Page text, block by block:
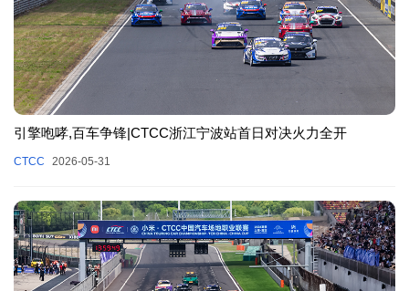
引擎咆哮,百车争锋|CTCC浙江宁波站首日对决火力全开
CTCC 2026-05-31